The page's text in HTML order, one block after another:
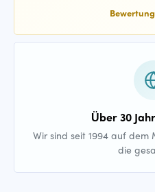
Über 30
Wir sind seit 1994 auf dem
die